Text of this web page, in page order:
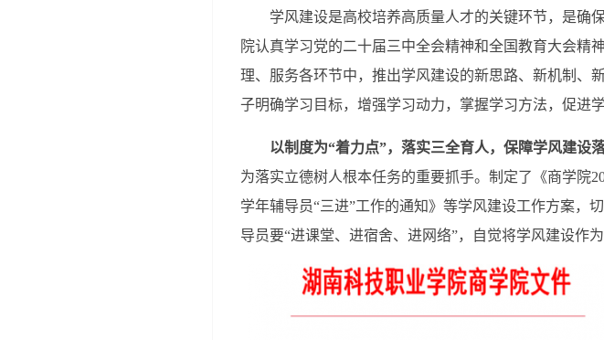
学风建设是高校培养高质量人才的关键环节，是确
院认真学习党的二十届三中全会精神和全国教育大会精
理、服务各环节中，推出学风建设的新思路、新机制、
子明确学习目标，增强学习动力，掌握学习方法，促进
以制度为“着力点”，落实三全育人，保障学风建设落
为落实立德树人根本任务的重要抓手。制定了《商学院
学年辅导员“三进”工作的通知》等学风建设工作方案，
导员要“进课堂、进宿舍、进网络”，自觉将学风建设作